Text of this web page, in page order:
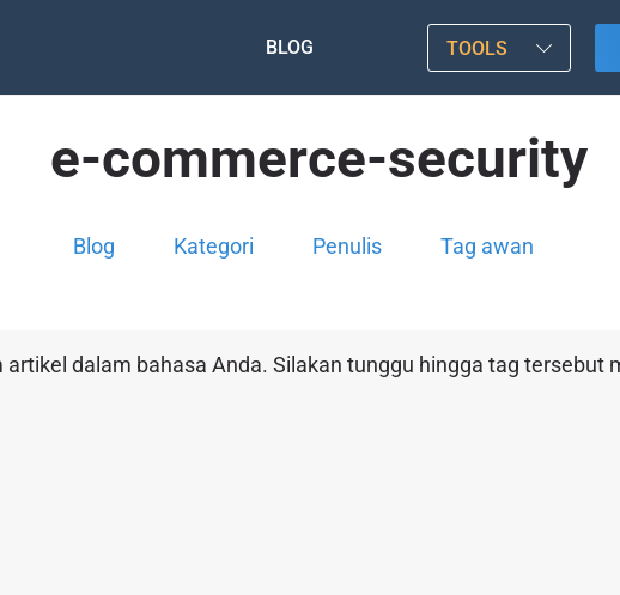
BLOG TOOLS
e-commerce-security
Blog Kategori Penulis Tag awan